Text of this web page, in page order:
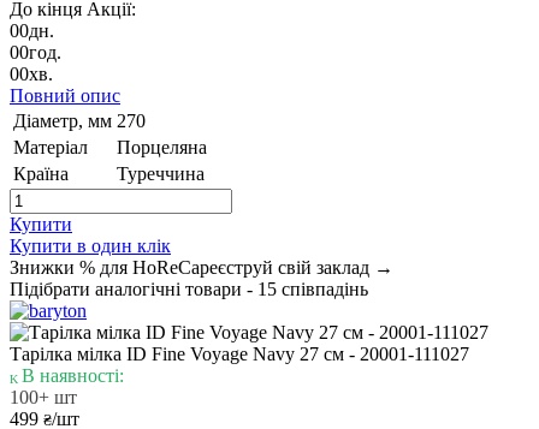
До кінця Акції:
00дн.
00год.
00хв.
Повний опис
Діаметр, мм 270
Матеріал
Порцеляна
Країна
Туреччина
Купити
Купити в один клік
Знижки % для HoReCaреєструй свій заклад →
Підібрати аналогічні товари - 15 співпадінь
Тарілка мілка ID Fine Voyage Navy 27 см - 20001-111027
В наявності:
100+ шт
499 ₴/шт